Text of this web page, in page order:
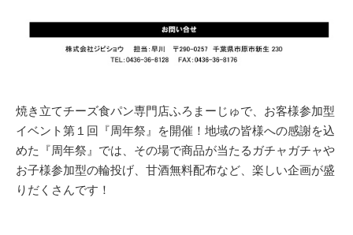
焼き立てチーズ食パン専門店ふろまーじゅで、お客様参加型
イベント第１回『周年祭』を開催！地域の皆様への感謝を込
めた『周年祭』では、その場で商品が当たるガチャガチャや
お子様参加型の輪投げ、甘酒無料配布など、楽しい企画が盛
りだくさんです！